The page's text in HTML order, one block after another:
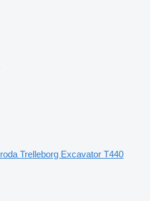
roda Trelleborg Excavator T440